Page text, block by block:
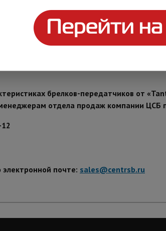
управления электрозамками,
брелков-передатчиков от
отдела продаж компании ЦСБ
почте: sales@centrsb.ru